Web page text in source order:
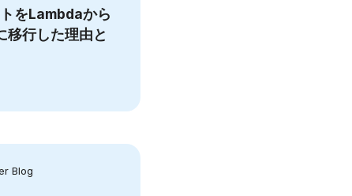
をLambdaから
行した理由と
Blog